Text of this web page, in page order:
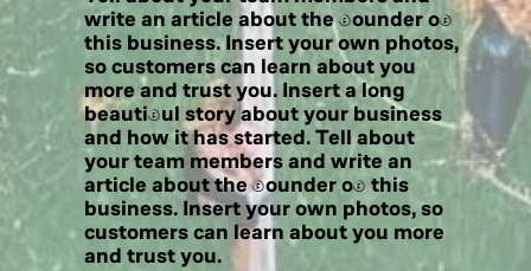
write an article about the Founder of
this business. Insert your own photos,
so customers can learn about you
more and trust you. Insert a long
beautiful story about your business
and how it has started. Tell about
your team members and write an
article about the Founder of this
business. Insert your own photos, so
customers can learn about you more
and trust you.